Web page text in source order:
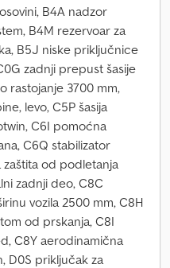
B4A nadzor
B4M rezervoar za
B5J niske priključnice
zadnji prepust šasije
rastojanje 3700 mm,
levo, C5P šasija
C6I pomoćna
C6Q stabilizator
od podletanja
zadnji deo, C8C
vozila 2500 mm, C8H
od prskanja, C8I
C8Y aerodinamična
D0S priključak za